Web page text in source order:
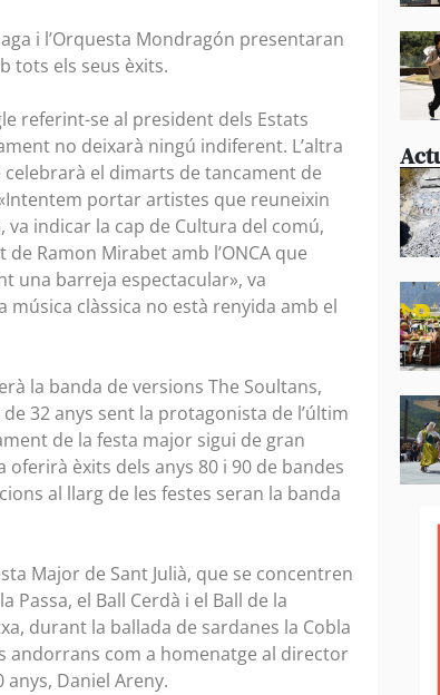
i l’Orquesta Mondragón presentaran
tots els seus èxits.
referint-se al president dels Estats
no deixarà ningú indiferent. L’altra
el dimarts de tancament de
portar artistes que reuneixin
va indicar la cap de Cultura del comú,
Ramon Mirabet amb l’ONCA que
una barreja espectacular», va
clàssica no està renyida amb el
la banda de versions The Soultans,
32 anys sent la protagonista de l’últim
de la festa major sigui de gran
èxits dels anys 80 i 90 de bandes
al llarg de les festes seran la banda
Major de Sant Julià, que se concentren
el Ball Cerdà i el Ball de la
durant la ballada de sardanes la Cobla
andorrans com a homenatge al director
Daniel Areny.